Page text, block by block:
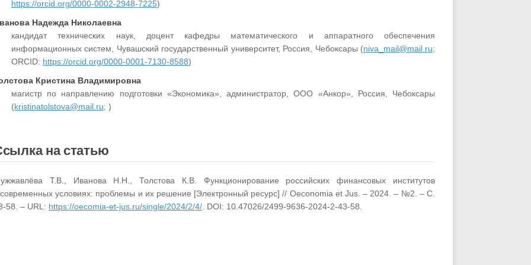
https://orcid.org/0000-0002-2948-7225)
Надежда Николаевна
кандидат технических наук, доцент кафедры математического и аппаратного обеспечения
информационных систем, Чувашский государственный университет, Россия, Чебоксары (niva_mail@mail.ru;
ORCID: https://orcid.org/0000-0001-7130-8588)
Кристина Владимировна
магистр по направлению подготовки «Экономика», администратор, ООО «Анкор», Россия, Чебоксары
(kristinatolstova@mail.ru; )
на статью
Т.В., Иванова Н.Н., Толстова К.В. Функционирование российских финансовых институтов
условиях: проблемы и их решение [Электронный ресурс] // Oeconomia et Jus. – 2024. – №2. – С.
58. – URL: https://oecomia-et-jus.ru/single/2024/2/4/ . DOI: 10.47026/2499-9636-2024-2-43-58.